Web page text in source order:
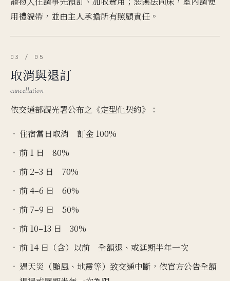
用禮貌帶，並由主人承擔所有照顧責任。
03 / 05
取消與退訂
cancellation
依交通部觀光署公布之《定型化契約》：
住宿當日取消 訂金 100%
前 1 日 80%
前 2–3 日 70%
前 4–6 日 60%
前 7–9 日 50%
前 10–13 日 30%
前 14 日（含）以前 全額退、或延期半年一次
遇天災（颱風、地震等）致交通中斷，依官方公告全額